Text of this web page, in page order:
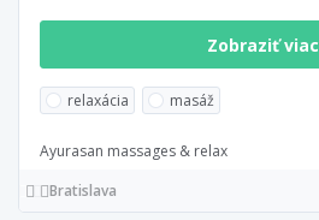
Zobraziť viac
relaxácia masáž
Ayurasan massages & relax
Bratislava